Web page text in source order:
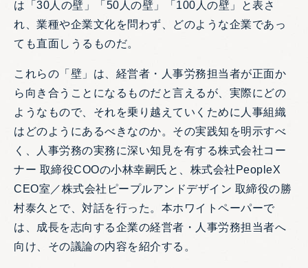
は「30人の壁」「50人の壁」「100人の壁」と表さ
れ、業種や企業文化を問わず、どのような企業であっ
ても直面しうるものだ。
これらの「壁」は、経営者・人事労務担当者が正面か
ら向き合うことになるものだと言えるが、実際にどの
ようなもので、それを乗り越えていくために人事組織
はどのようにあるべきなのか。その実践知を明示すべ
く、人事労務の実務に深い知見を有する株式会社コー
ナー 取締役COOの小林幸嗣氏と、株式会社PeopleX
CEO室／株式会社ピープルアンドデザイン 取締役の勝
村泰久とで、対話を行った。本ホワイトペーパーで
は、成長を志向する企業の経営者・人事労務担当者へ
向け、その議論の内容を紹介する。